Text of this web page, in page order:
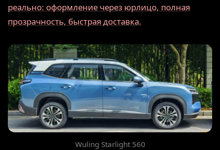
реально: оформление через юрлицо, полная
прозрачность, быстрая доставка.
Wuling Starlight 560